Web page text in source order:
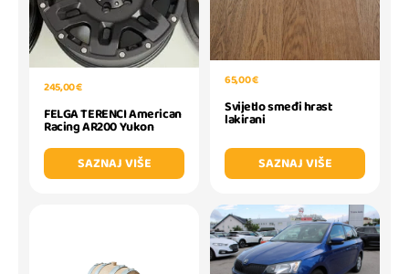
245,00 €
FELGA TERENCI American
Racing AR200 Yukon
SAZNAJ VIŠE
65,00 €
Svijetlo smeđi hrast
lakirani
SAZNAJ VIŠE